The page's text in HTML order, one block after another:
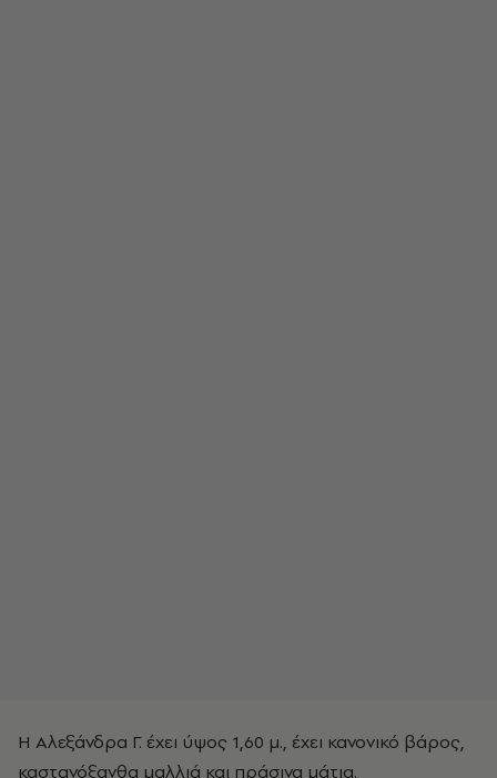
Η Αλεξάνδρα Γ. έχει ύψος 1,60 μ., έχει κανονικό βάρος,
καστανόξανθα μαλλιά και πράσινα μάτια.